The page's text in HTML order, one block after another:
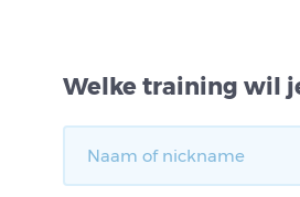
Welke training wil